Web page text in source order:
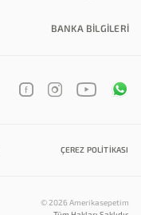
BANKA BILGILERI
ÇEREZ POLITIKASI
© 2026 Amerikasepetim